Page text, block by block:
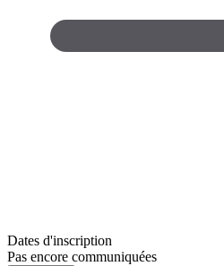
Dates d'inscription
Pas encore communiquées